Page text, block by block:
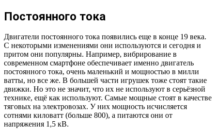
Постоянного тока
Двигатели постоянного тока появились еще в конце 19 века.
С некоторыми изменениями они используются и сегодня и
притом они популярны. Например, вибрирование в
современном смартфоне обеспечивает именно двигатель
постоянного тока, очень маленький и мощностью в милли
ватты, но все же. В большей части игрушек тоже стоят такие
движки. Но это не значит, что их не используют в серьёзной
технике, ещё как используют. Самые мощные стоят в качестве
тяговых на электровозах. У них мощность исчисляется
сотнями киловатт (больше 800), а питаются они от
напряжения 1,5 кВ.